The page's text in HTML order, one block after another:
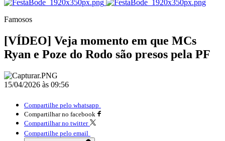
Famosos
[VÍDEO] Veja momento em que MCs
Ryan e Poze do Rodo são presos pela PF
15/04/2026 às 09:56
Compartilhe pelo whatsapp
Compartilhar no facebook
Compartilhar no twitter
Compartilhe pelo email